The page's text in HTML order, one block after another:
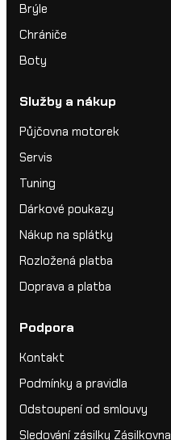
Brýle
Chrániče
Boty
Služby a nákup
Půjčovna motorek
Servis
Tuning
Dárkové poukazy
Nákup na splátky
Rozložená platba
Doprava a platba
Podpora
Kontakt
Podmínky a pravidla
Odstoupení od smlouvy
Sledování zásilky Zásilkovna